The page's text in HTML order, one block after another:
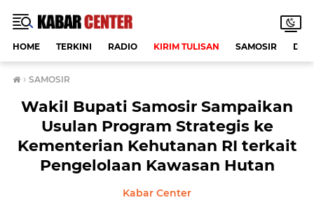
HOME TERKINI RADIO KIRIM TULISAN SAMOSIR
› SAMOSIR
Wakil Bupati Samosir Sampaikan
Usulan Program Strategis ke
Kementerian Kehutanan RI terkait
Pengelolaan Kawasan Hutan
Kabar Center